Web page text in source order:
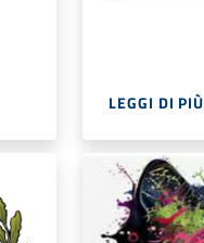
LEGGI DI PIÙ